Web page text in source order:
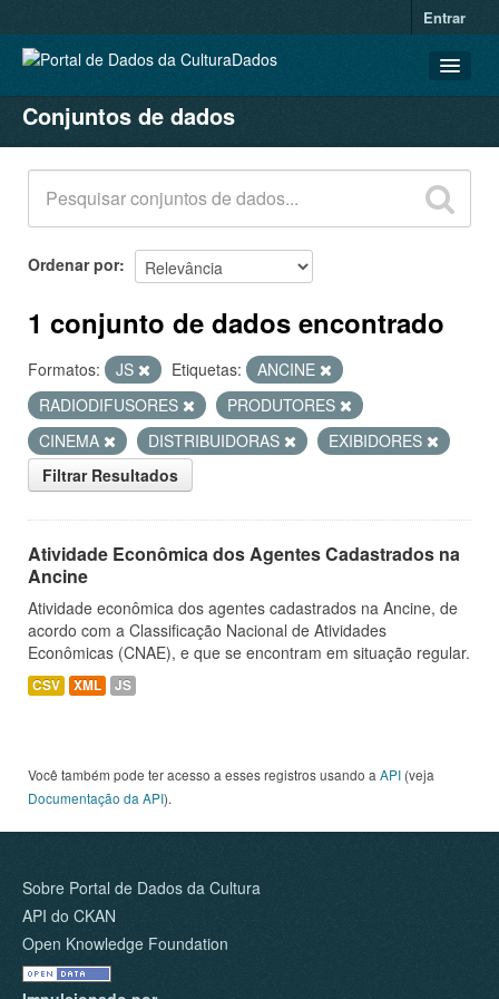
Entrar
CONJUNTOS DE DADOS
ORGANIZAÇÕES
GRUPOS
SOBRE
Conjuntos de dados
Ordenar por
1 conjunto de dados encontrado
Formatos: JS Etiquetas:
ANCINE
RADIODIFUSORES
PRODUTORES
CINEMA
DISTRIBUIDORAS
EXIBIDORES
Filtrar Resultados
Atividade Econômica dos Agentes Cadastrados na
Ancine
Atividade econômica dos agentes cadastrados na Ancine, de
acordo com a Classificação Nacional de Atividades
Econômicas (CNAE), e que se encontram em situação regular.
CSV XML JS
Você também pode ter acesso a esses registros usando a API (veja
Documentação da API).
Sobre Portal de Dados da Cultura
API do CKAN
Open Knowledge Foundation